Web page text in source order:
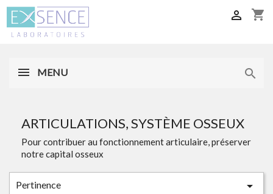
shopping_cart

MENU 
ARTICULATIONS, SYSTÈME OSSEUX
Pour contribuer au fonctionnement articulaire, préserver
notre capital osseux
Pertinence 